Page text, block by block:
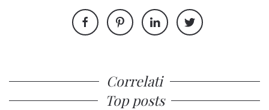
Correlati
Top posts